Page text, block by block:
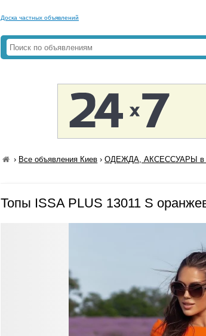
Доска частных объявлений
› Все объявления Киев ›ОДЕЖДА, АКСЕССУАРЫ в
Топы ISSA PLUS 13011 S